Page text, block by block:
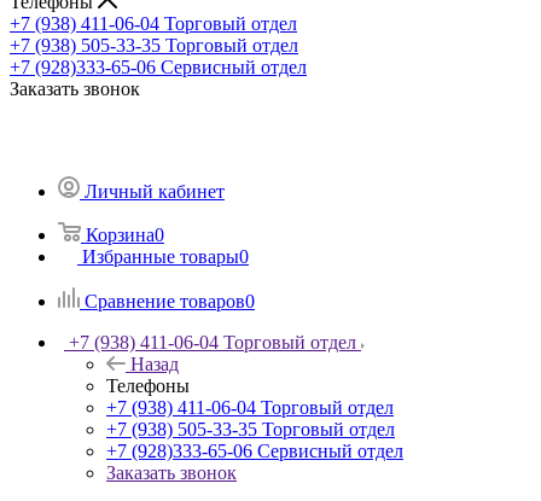
+7 (938) 411-06-04 Торговый отдел
+7 (938) 505-33-35 Торговый отдел
+7 (928)333-65-06 Сервисный отдел
Заказать звонок
Личный кабинет
Корзина0
Избранные товары0
Сравнение товаров0
+7 (938) 411-06-04 Торговый отдел
Назад
Телефоны
+7 (938) 411-06-04 Торговый отдел
+7 (938) 505-33-35 Торговый отдел
+7 (928)333-65-06 Сервисный отдел
Заказать звонок